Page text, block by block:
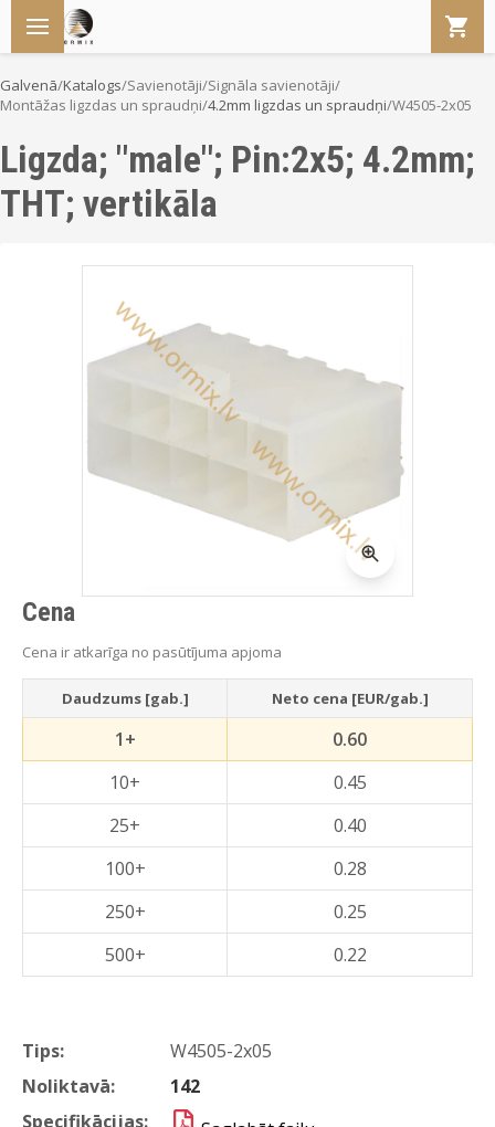
Galvenā/Katalogs/Savienotāji/Signāla savienotāji/
Montāžas ligzdas un spraudņi/4.2mm ligzdas un spraudņi/W4505-2x05
Ligzda; "male"; Pin:2x5; 4.2mm;
THT; vertikāla
Tips:
W4505-2x05
Noliktavā:
142
Specifikācijas:
Cena
Cena ir atkarīga no pasūtījuma apjoma
Daudzums [gab.] Neto cena [EUR/gab.]
1+
0.60
10+
0.45
25+
0.40
100+
0.28
250+
0.25
500+
0.22